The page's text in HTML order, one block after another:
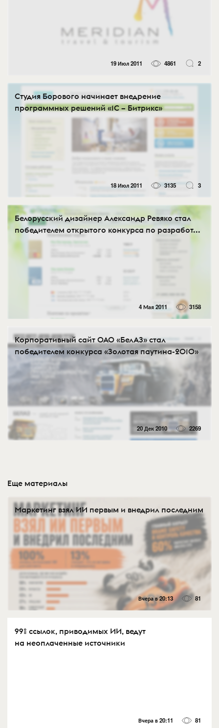
19 Июл 2011 4861 2
Студия Борового начинает внедрение
программных решений «1С – Битрикс»
18 Июл 2011 3135 3
Белорусский дизайнер Александр Ревяко стал
победителем открытого конкурса по разработ...
4 Мая 2011 3158
Корпоративный сайт ОАО «БелАЗ» стал
победителем конкурса «Золотая паутина-2010»
20 Дек 2010 2269
Еще материалы
Маркетинг взял ИИ первым и внедрил последним
Вчера в 20:13 81
99% ссылок, приводимых ИИ, ведут
на неоплаченные источники
Вчера в 20:11 81